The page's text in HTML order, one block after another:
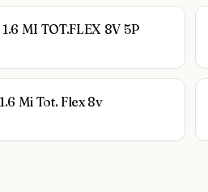
MI TOT.FLEX 8V 5P
Mi Tot. Flex 8v